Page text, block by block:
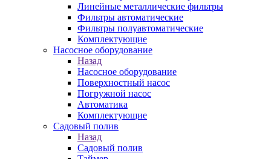
Линейные металлические фильтры
Фильтры автоматические
Фильтры полуавтоматические
Комплектующие
Насосное оборудование
Назад
Насосное оборудование
Поверхностный насос
Погружной насос
Автоматика
Комплектующие
Садовый полив
Назад
Садовый полив